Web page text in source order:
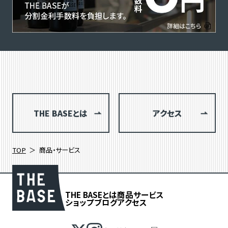
THE BASEとは アクセス
TOP 商品・サービス
THE BASEとは商品サービス
ショップブログアクセス